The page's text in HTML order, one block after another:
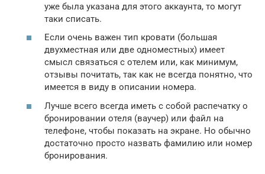
уже была указана для этого аккаунта, то могут
таки списать.
Если очень важен тип кровати (большая
двухместная или две одноместных) имеет
смысл связаться с отелем или, как минимум,
отзывы почитать, так как не всегда понятно, что
имеется в виду в описании номера.
Лучше всего всегда иметь с собой распечатку о
бронировании отеля (ваучер) или файл на
телефоне, чтобы показать на экране. Но обычно
достаточно просто назвать фамилию или номер
бронирования.